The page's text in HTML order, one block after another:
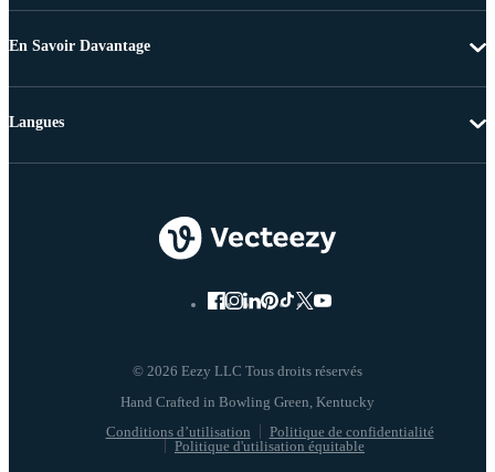
En Savoir Davantage
© 2026 Eezy LLC Tous droits réservés
Conditions d’utilisation
Politique de confidentialité
Politique d'utilisation équitable
Langues